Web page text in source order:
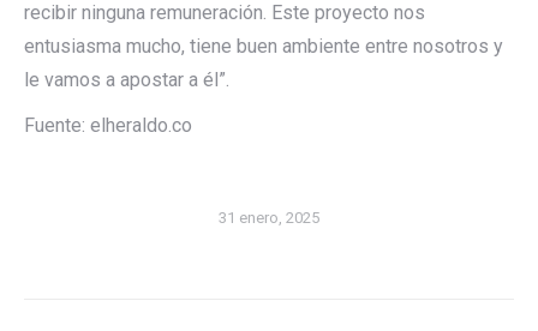
recibir ninguna remuneración. Este proyecto nos
entusiasma mucho, tiene buen ambiente entre nosotros y
le vamos a apostar a él”.
Fuente: elheraldo.co
31 enero, 2025